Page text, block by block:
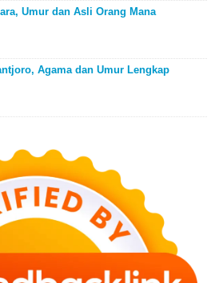
Umur dan Asli Orang Mana
Agama dan Umur Lengkap